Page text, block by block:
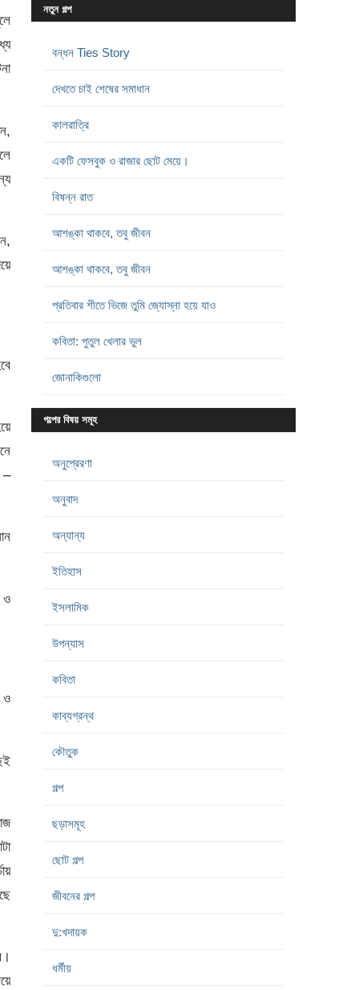
–
ও
ও
নতুন গল্প
বন্ধন Ties Story
দেখতে চাই শেষের সমাধান
কালরাত্রি
একটি ফেসবুক ও রাজার ছোট মেয়ে।
বিষন্ন রাত
আশঙ্কা থাকবে, তবু জীবন
আশঙ্কা থাকবে, তবু জীবন
প্রতিবার শীতে ভিজে তুমি জ্যোস্না হয়ে যাও
কবিতা: পুতুল খেলার ভুল
জোনাকিগুলো
গল্পের বিষয় সমূহ
অনুপ্রেরণা
অনুবাদ
অন্যান্য
ইতিহাস
ইসলামিক
উপন্যাস
কবিতা
কাব্যগ্রন্থ
কৌতুক
গল্প
ছড়াসমূহ
ছোট গল্প
জীবনের গল্প
দু:খদায়ক
ধর্মীয়